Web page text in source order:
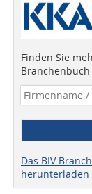
Finden Sie
Das BIV
herunterladen